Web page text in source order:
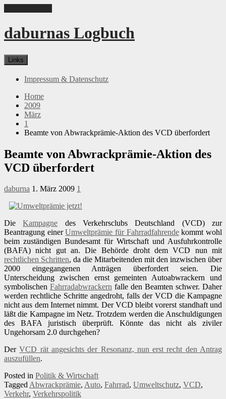
daburnas Logbuch
Links
Impressum & Datenschutz
Home
2009
März
1
Beamte von Abwrackprämie-Aktion des VCD überfordert
Beamte von Abwrackprämie-Aktion des
VCD überfordert
daburna 1. März 2009 1
DieKampagne des Verkehrsclubs Deutschland (VCD) zur
Beantragung einerUmweltprämie für Fahrradfahrendekommt wohl
beim zuständigen Bundesamt für Wirtschaft und Ausfuhrkontrolle
(BAFA) nicht gut an. Die Behörde droht dem VCD nun mit
rechtlichen Schritten, da die Mitarbeitenden mit den inzwischen über
2000 eingegangenen Anträgen überfordert seien. Die
Unterscheidung zwischen ernst gemeinten Autoabwrackern und
symbolischen Fahrradabwrackern falle den Beamten schwer. Daher
werden rechtliche Schritte angedroht, falls der VCD die Kampagne
nicht aus dem Internet nimmt. Der VCD bleibt vorerst standhaft und
läßt die Kampagne im Netz. Trotzdem werden die Anschuldigungen
des BAFA juristisch überprüft. Könnte das nicht als ziviler
Ungehorsam 2.0 durchgehen?
DerVCD rät angesichts der Resonanz, nun erst recht den Antrag
auszufüllen.
Posted in Politik & Wirtschaft
TaggedAbwrackprämie, Auto, Fahrrad, Umweltschutz, VCD,
Verkehr, Verkehrspolitik